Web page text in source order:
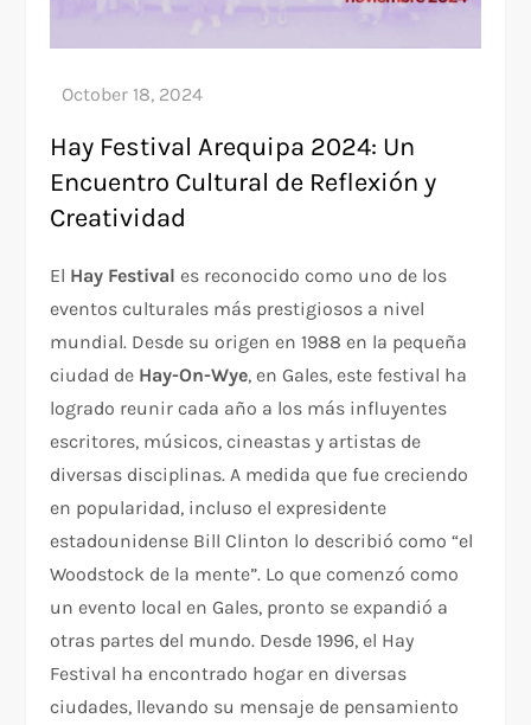
Hay Festival Arequipa 2024: Un
Encuentro Cultural de Reflexión y
Creatividad
El Hay Festival es reconocido como uno de los
eventos culturales más prestigiosos a nivel
mundial. Desde su origen en 1988 en la pequeña
ciudad de Hay-On-Wye, en Gales, este festival ha
logrado reunir cada año a los más influyentes
escritores, músicos, cineastas y artistas de
diversas disciplinas. A medida que fue creciendo
en popularidad, incluso el expresidente
estadounidense Bill Clinton lo describió como “el
Woodstock de la mente”. Lo que comenzó como
un evento local en Gales, pronto se expandió a
otras partes del mundo. Desde 1996, el Hay
Festival ha encontrado hogar en diversas
ciudades, llevando su mensaje de pensamiento